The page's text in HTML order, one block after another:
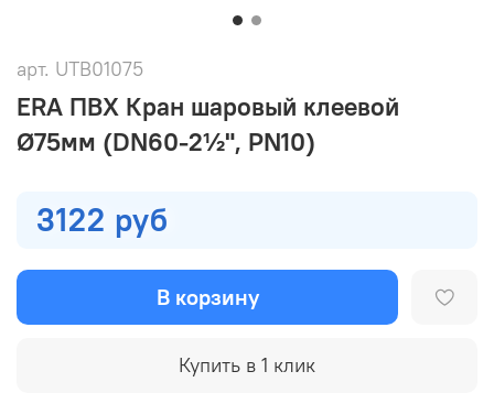
арт. UTB01075
ERA ПВХ Кран шаровый клеевой
Ø75мм (DN60-2½", PN10)
3122 руб
В корзину
Купить в 1 клик